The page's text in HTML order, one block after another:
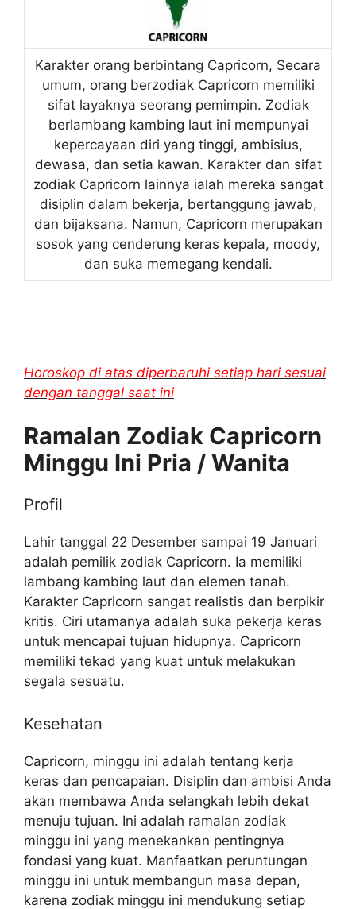
Karakter orang berbintang Capricorn, Secara
umum, orang berzodiak Capricorn memiliki
sifat layaknya seorang pemimpin. Zodiak
berlambang kambing laut ini mempunyai
kepercayaan diri yang tinggi, ambisius,
dewasa, dan setia kawan. Karakter dan sifat
zodiak Capricorn lainnya ialah mereka sangat
disiplin dalam bekerja, bertanggung jawab,
dan bijaksana. Namun, Capricorn merupakan
sosok yang cenderung keras kepala, moody,
dan suka memegang kendali.
Horoskop di atas diperbaruhi setiap hari sesuai
dengan tanggal saat ini
Ramalan Zodiak Capricorn
Minggu Ini Pria / Wanita
Profil
Lahir tanggal 22 Desember sampai 19 Januari
adalah pemilik zodiak Capricorn. Ia memiliki
lambang kambing laut dan elemen tanah.
Karakter Capricorn sangat realistis dan berpikir
kritis. Ciri utamanya adalah suka pekerja keras
untuk mencapai tujuan hidupnya. Capricorn
memiliki tekad yang kuat untuk melakukan
segala sesuatu.
Kesehatan
Capricorn, minggu ini adalah tentang kerja
keras dan pencapaian. Disiplin dan ambisi Anda
akan membawa Anda selangkah lebih dekat
menuju tujuan. Ini adalah ramalan zodiak
minggu ini yang menekankan pentingnya
fondasi yang kuat. Manfaatkan peruntungan
minggu ini untuk membangun masa depan,
karena zodiak minggu ini mendukung setiap